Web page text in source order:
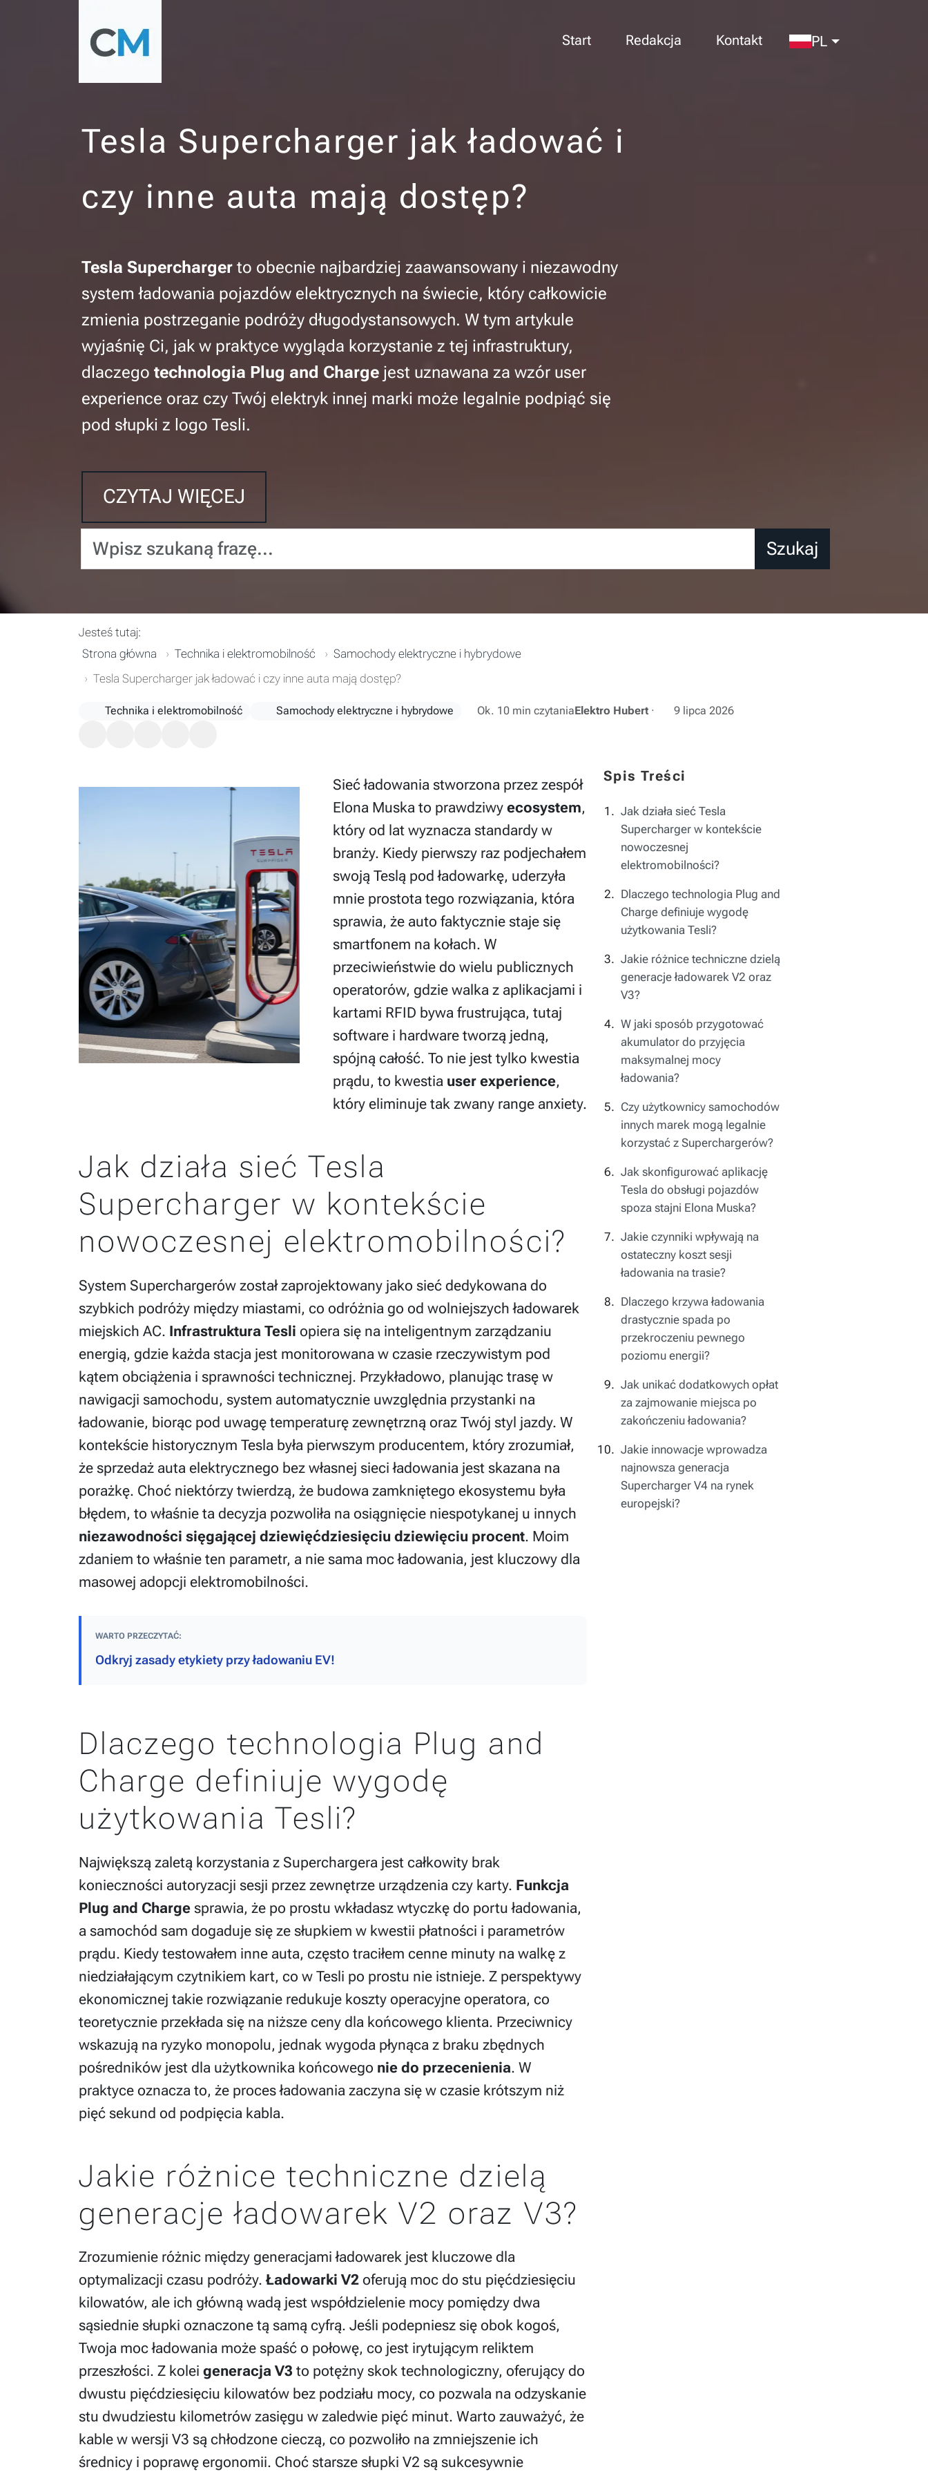
Start Redakcja Kontakt PL
Tesla Supercharger jak ładować i
czy inne auta mają dostęp?
Tesla Supercharger to obecnie najbardziej zaawansowany i niezawodny
system ładowania pojazdów elektrycznych na świecie, który całkowicie
zmienia postrzeganie podróży długodystansowych. W tym artykule
wyjaśnię Ci, jak w praktyce wygląda korzystanie z tej infrastruktury,
dlaczego technologia Plug and Charge jest uznawana za wzór user
experience oraz czy Twój elektryk innej marki może legalnie podpiąć się
pod słupki z logo Tesli.
CZYTAJ WIĘCEJ
Wpisz szukaną frazę... Szukaj
Jesteś tutaj:
Strona główna
Technika i elektromobilność
Samochody elektryczne i hybrydowe
Tesla Supercharger jak ładować i czy inne auta mają dostęp?
Technika i elektromobilność Samochody elektryczne i hybrydowe Ok. 10 min czytania Elektro Hubert · 9 lipca 2026
Spis Treści
Jak działa sieć Tesla
Supercharger w kontekście
nowoczesnej
elektromobilności?
Dlaczego technologia Plug and
Charge definiuje wygodę
użytkowania Tesli?
Jakie różnice techniczne dzielą
generacje ładowarek V2 oraz
V3?
W jaki sposób przygotować
akumulator do przyjęcia
maksymalnej mocy
ładowania?
Czy użytkownicy samochodów
innych marek mogą legalnie
korzystać z Superchargerów?
Jak skonfigurować aplikację
Tesla do obsługi pojazdów
spoza stajni Elona Muska?
Jakie czynniki wpływają na
ostateczny koszt sesji
ładowania na trasie?
Dlaczego krzywa ładowania
drastycznie spada po
przekroczeniu pewnego
poziomu energii?
Jak unikać dodatkowych opłat
za zajmowanie miejsca po
zakończeniu ładowania?
Jakie innowacje wprowadza
najnowsza generacja
Supercharger V4 na rynek
europejski?
Sieć ładowania stworzona przez zespół
Elona Muska to prawdziwy ecosystem,
który od lat wyznacza standardy w
branży. Kiedy pierwszy raz podjechałem
swoją Teslą pod ładowarkę, uderzyła
mnie prostota tego rozwiązania, która
sprawia, że auto faktycznie staje się
smartfonem na kołach. W
przeciwieństwie do wielu publicznych
operatorów, gdzie walka z aplikacjami i
kartami RFID bywa frustrująca, tutaj
software i hardware tworzą jedną,
spójną całość. To nie jest tylko kwestia
prądu, to kwestia user experience,
który eliminuje tak zwany range anxiety.
Jak działa sieć Tesla
Supercharger w kontekście
nowoczesnej elektromobilności?
System Superchargerów został zaprojektowany jako sieć dedykowana do
szybkich podróży między miastami, co odróżnia go od wolniejszych ładowarek
miejskich AC. Infrastruktura Tesli opiera się na inteligentnym zarządzaniu
energią, gdzie każda stacja jest monitorowana w czasie rzeczywistym pod
kątem obciążenia i sprawności technicznej. Przykładowo, planując trasę w
nawigacji samochodu, system automatycznie uwzględnia przystanki na
ładowanie, biorąc pod uwagę temperaturę zewnętrzną oraz Twój styl jazdy. W
kontekście historycznym Tesla była pierwszym producentem, który zrozumiał,
że sprzedaż auta elektrycznego bez własnej sieci ładowania jest skazana na
porażkę. Choć niektórzy twierdzą, że budowa zamkniętego ekosystemu była
błędem, to właśnie ta decyzja pozwoliła na osiągnięcie niespotykanej u innych
niezawodności sięgającej dziewięćdziesięciu dziewięciu procent. Moim
zdaniem to właśnie ten parametr, a nie sama moc ładowania, jest kluczowy dla
masowej adopcji elektromobilności.
WARTO PRZECZYTAĆ:
Odkryj zasady etykiety przy ładowaniu EV!
Dlaczego technologia Plug and
Charge definiuje wygodę
użytkowania Tesli?
Największą zaletą korzystania z Superchargera jest całkowity brak
konieczności autoryzacji sesji przez zewnętrze urządzenia czy karty. Funkcja
Plug and Charge sprawia, że po prostu wkładasz wtyczkę do portu ładowania,
a samochód sam dogaduje się ze słupkiem w kwestii płatności i parametrów
prądu. Kiedy testowałem inne auta, często traciłem cenne minuty na walkę z
niedziałającym czytnikiem kart, co w Tesli po prostu nie istnieje. Z perspektywy
ekonomicznej takie rozwiązanie redukuje koszty operacyjne operatora, co
teoretycznie przekłada się na niższe ceny dla końcowego klienta. Przeciwnicy
wskazują na ryzyko monopolu, jednak wygoda płynąca z braku zbędnych
pośredników jest dla użytkownika końcowego nie do przecenienia. W
praktyce oznacza to, że proces ładowania zaczyna się w czasie krótszym niż
pięć sekund od podpięcia kabla.
Jakie różnice techniczne dzielą
generacje ładowarek V2 oraz V3?
Zrozumienie różnic między generacjami ładowarek jest kluczowe dla
optymalizacji czasu podróży. Ładowarki V2 oferują moc do stu pięćdziesięciu
kilowatów, ale ich główną wadą jest współdzielenie mocy pomiędzy dwa
sąsiednie słupki oznaczone tą samą cyfrą. Jeśli podepniesz się obok kogoś,
Twoja moc ładowania może spaść o połowę, co jest irytującym reliktem
przeszłości. Z kolei generacja V3 to potężny skok technologiczny, oferujący do
dwustu pięćdziesięciu kilowatów bez podziału mocy, co pozwala na odzyskanie
stu dwudziestu kilometrów zasięgu w zaledwie pięć minut. Warto zauważyć, że
kable w wersji V3 są chłodzone cieczą, co pozwoliło na zmniejszenie ich
średnicy i poprawę ergonomii. Choć starsze słupki V2 są sukcesywnie